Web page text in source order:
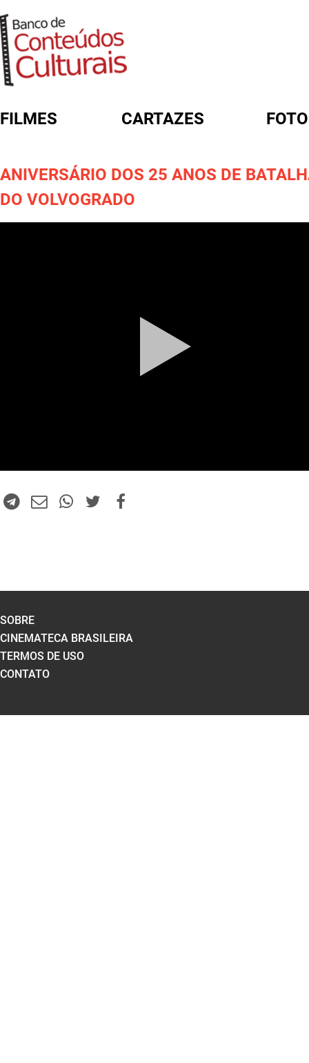
FILMES CARTAZES
ANIVERSÁRIO DOS 25 ANOS DE
DO VOLVOGRADO
SOBRE
CINEMATECA BRASILEIRA
TERMOS DE USO
CONTATO